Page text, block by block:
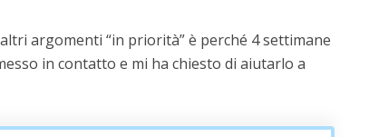
argomenti “in priorità” è perché 4 settimane
in contatto e mi ha chiesto di aiutarlo a